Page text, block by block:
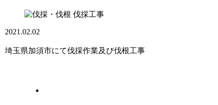
伐採工事
2021.02.02
埼玉県加須市にて伐採作業及び伐根工事